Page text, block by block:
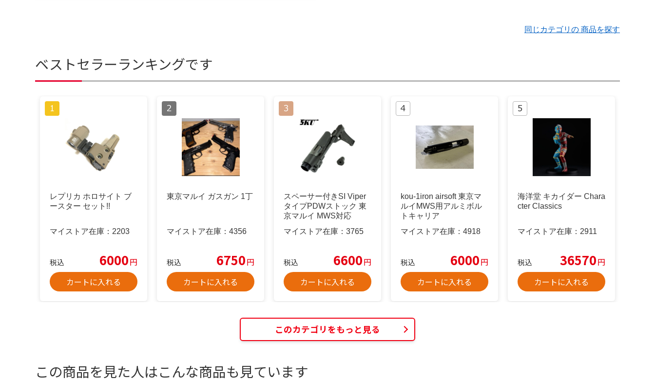
同じカテゴリの 商品を探す
ベストセラーランキングです
レプリカ ホロサイト ブ
ースター セット!!
マイストア在庫： 2203
税込 6000円
カートに入れる
東京マルイ ガスガン 1丁
マイストア在庫： 4356
税込 6750円
カートに入れる
スペーサー付きSI Viper
タイプPDWストック 東
京マルイ MWS対応
マイストア在庫： 3765
税込 6600円
カートに入れる
kou-1iron airsoft 東京マ
ルイMWS用アルミボル
トキャリア
マイストア在庫： 4918
税込 6000円
カートに入れる
海洋堂 キカイダー Chara
cter Classics
マイストア在庫： 2911
税込 36570円
カートに入れる
このカテゴリをもっと見る
この商品を見た人はこんな商品も見ています